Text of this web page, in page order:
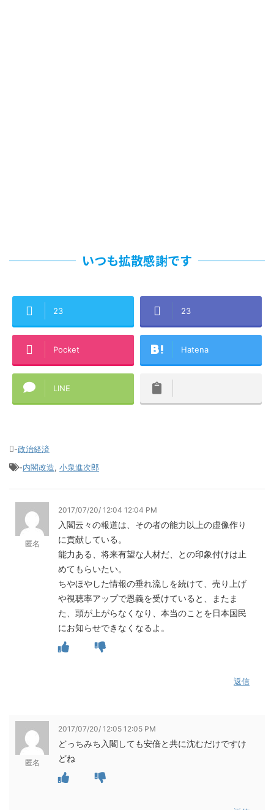
いつも拡散感謝です
23 23
Pocket Hatena
LINE
-政治経済
-内閣改造, 小泉進次郎
匿名
2017/07/20/ 12:04 12:04 PM
入閣云々の報道は、その者の能力以上の虚像作り
に貢献している。
能力ある、将来有望な人材だ、との印象付けは止
めてもらいたい。
ちやほやした情報の垂れ流しを続けて、売り上げ
や視聴率アップで恩義を受けていると、またま
た、頭が上がらなくなり、本当のことを日本国民
にお知らせできなくなるよ。
返信
匿名
2017/07/20/ 12:05 12:05 PM
どっちみち入閣しても安倍と共に沈むだけですけ
どね